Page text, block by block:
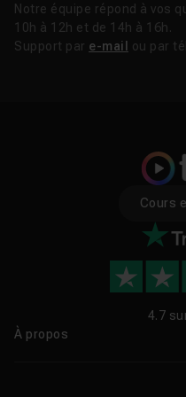
Notre équipe répond à vos
10h à 12h et de 14h à 16h.
Support par e-mail ou par
Cours
4.7
À propos